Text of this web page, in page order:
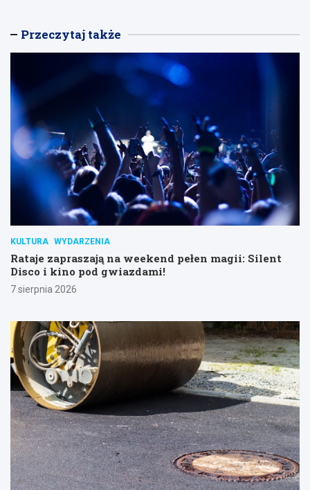
Przeczytaj także
KULTURA WYDARZENIA
Rataje zapraszają na weekend pełen magii: Silent
Disco i kino pod gwiazdami!
7 sierpnia 2026